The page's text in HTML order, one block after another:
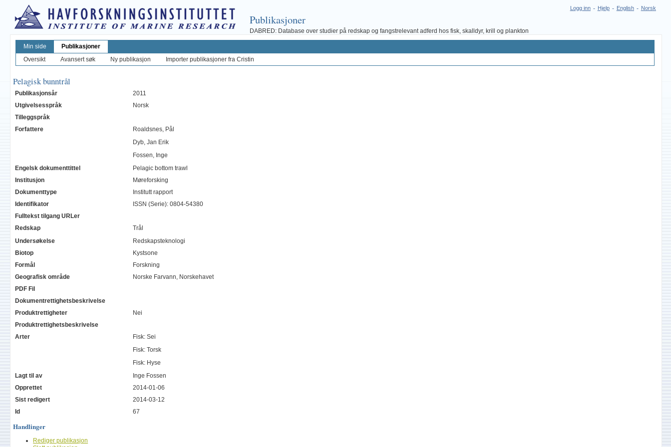
Norsk
-
English
-
Hjelp
-
Logg inn
Publikasjoner
DABRED: Database over studier på redskap og fangstrelevant adferd hos fisk, skalldyr, krill og plankton
Min side
Publikasjoner
Oversikt
Avansert søk Ny publikasjon Importer publikasjoner fra Cristin
Pelagisk bunntrål
Publikasjonsår
2011
Utgivelsesspråk
Norsk
Tilleggspråk
Forfattere
Roaldsnes, Pål
Dyb, Jan Erik
Fossen, Inge
Engelsk dokumenttittel
Pelagic bottom trawl
Institusjon
Møreforsking
Dokumenttype
Institutt rapport
Identifikator
ISSN (Serie): 0804-54380
Fulltekst tilgang URLer
Redskap
Trål
Undersøkelse
Redskapsteknologi
Biotop
Kystsone
Formål
Forskning
Geografisk område
Norske Farvann, Norskehavet
PDF Fil
Dokumentrettighetsbeskrivelse
Produktrettigheter
Nei
Produktrettighetsbeskrivelse
Arter
Fisk: Sei
Fisk: Torsk
Fisk: Hyse
Lagt til av
Inge Fossen
Opprettet
2014-01-06
Sist redigert
2014-03-12
Id
67
Handlinger
Rediger publikasjon